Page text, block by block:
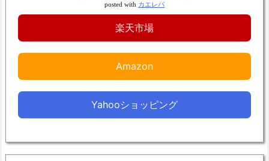
posted with カエレバ
楽天市場
Amazon
Yahooショッピング